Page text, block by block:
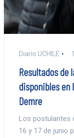
Diario UCHILE
Resultados de
disponibles en
Demre
Los postulantes
16 y 17 de junio